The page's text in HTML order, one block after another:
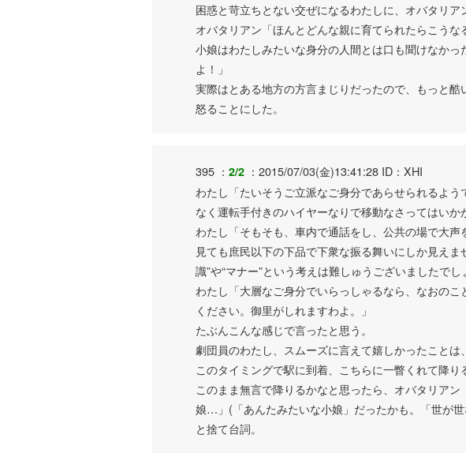
困惑と苛立ちとない交ぜになるわたしに、オバタリア
オバタリアン「ほんとどんな親に育てられたらこう
小娘はわたしみたいな身分の人間とは口も聞けなか
よ！」
実際はとある地方の方言まじりだったので、もっと
怒ることにした。
395 ： 2/2 ：2015/07/03(金)13:41:28 ID：XHI
わたし「たいそうご立派なご身分であらせられるよ
なく運転手付きのハイヤーなりで移動なさってはいか
わたし「そもそも、車内で通話をし、公共の場で大
見ても庶民以下の下品で下衆な振る舞いにしか見えま
識”や“マナー”という考えは難しゅうございましたでし
わたし「大層なご身分でいらっしゃるなら、なおの
ください。御里がしれますわよ。」
たぶんこんな感じで言ったと思う。
劇団員のわたし、スムーズに言えて嬉しかったことは
このタイミングで駅に到着、こちらに一瞥くれて降り
このまま無言で降りるかなと思ったら、オバタリア
娘…」(「あんたみたいな小娘」だったかも。「世が
と捨て台詞。